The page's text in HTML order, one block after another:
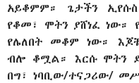
አይቆምም። ጌታችን
የቆመ፣ ሞትን ያሸነፈ ነው።
የሌለበት መቆም ነው።
ብሎ ቆሟል። እርሱ ሞትን
በግ፣ ነባቢው/ተናጋሪው/